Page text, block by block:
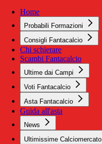
Home
Probabili Formazioni
Consigli Fantacalcio
Chi schierare
Scambi Fantacalcio
Ultime dai Campi
Voti Fantacalcio
Asta Fantacalcio
Guida all'asta
News
Ultimissime Calciomercato